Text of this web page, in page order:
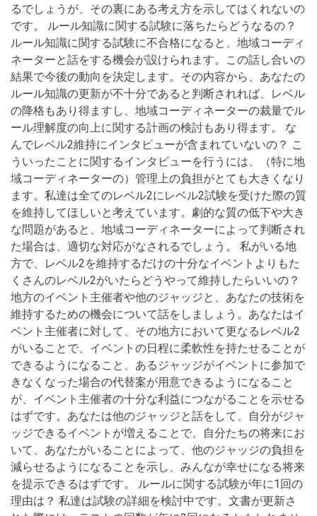
るでしょうが、その裏にある考え方を示してはくれないの
です。 ルール知識に関する試験に落ちたらどうなるの？
ルール知識に関する試験に不合格になると、地域コーディ
ネーターと話をする機会が設けられます。この話し合いの
結果で今後の動向を決定します。その内容から、あなたの
ルール知識の更新が不十分であると判断されれば、レベル
の降格もあり得ますし、地域コーディネーターの裁量でル
ール理解度の向上に関する計画の検討もあり得ます。 な
んでレベル2維持にインタビューが含まれていないの？ こ
ういったことに関するインタビューを行うには、（特に地
域コーディネーターの）管理上の負担がとても大きくなり
ます。私達は全てのレベル2にレベル2試験を受けた際の質
を維持してほしいと考えています。劇的な質の低下や大き
な問題があると、地域コーディネーターによって判断され
た場合は、適切な対応がなされるでしょう。 私がいる地
方で、レベル2を維持するだけの十分なイベントよりもた
くさんのレベル2がいたらどうやって維持したらいいの？
地方のイベント主催者や他のジャッジと、あなたの技術を
維持するための機会について話をしましょう。あなたはイ
ベント主催者に対して、その地方において更なるレベル2
がいることで、イベントの日程に柔軟性を持たせることが
できるようになること、あるジャッジがイベントに参加で
きなくなった場合の代替案が用意できるようになること
が、イベント主催者の十分な利益につながることを示せる
はずです。あなたは他のジャッジと話をして、自分がジャ
ッジできるイベントが増えることで、自分たちの将来にお
いて、あなたがいることによって、他のジャッジの負担を
減らせるようになることを示し、みんなが幸せになる将来
を提示できるはずです。 ルールに関する試験が年に1回の
理由は？ 私達は試験の詳細を検討中です。文書が更新さ